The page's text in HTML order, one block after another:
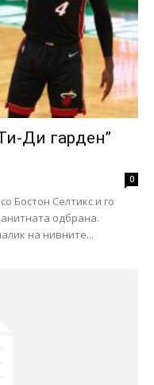
Ди гарден”
0
Бостон Селтикс и го
одбрана.
на нивните...